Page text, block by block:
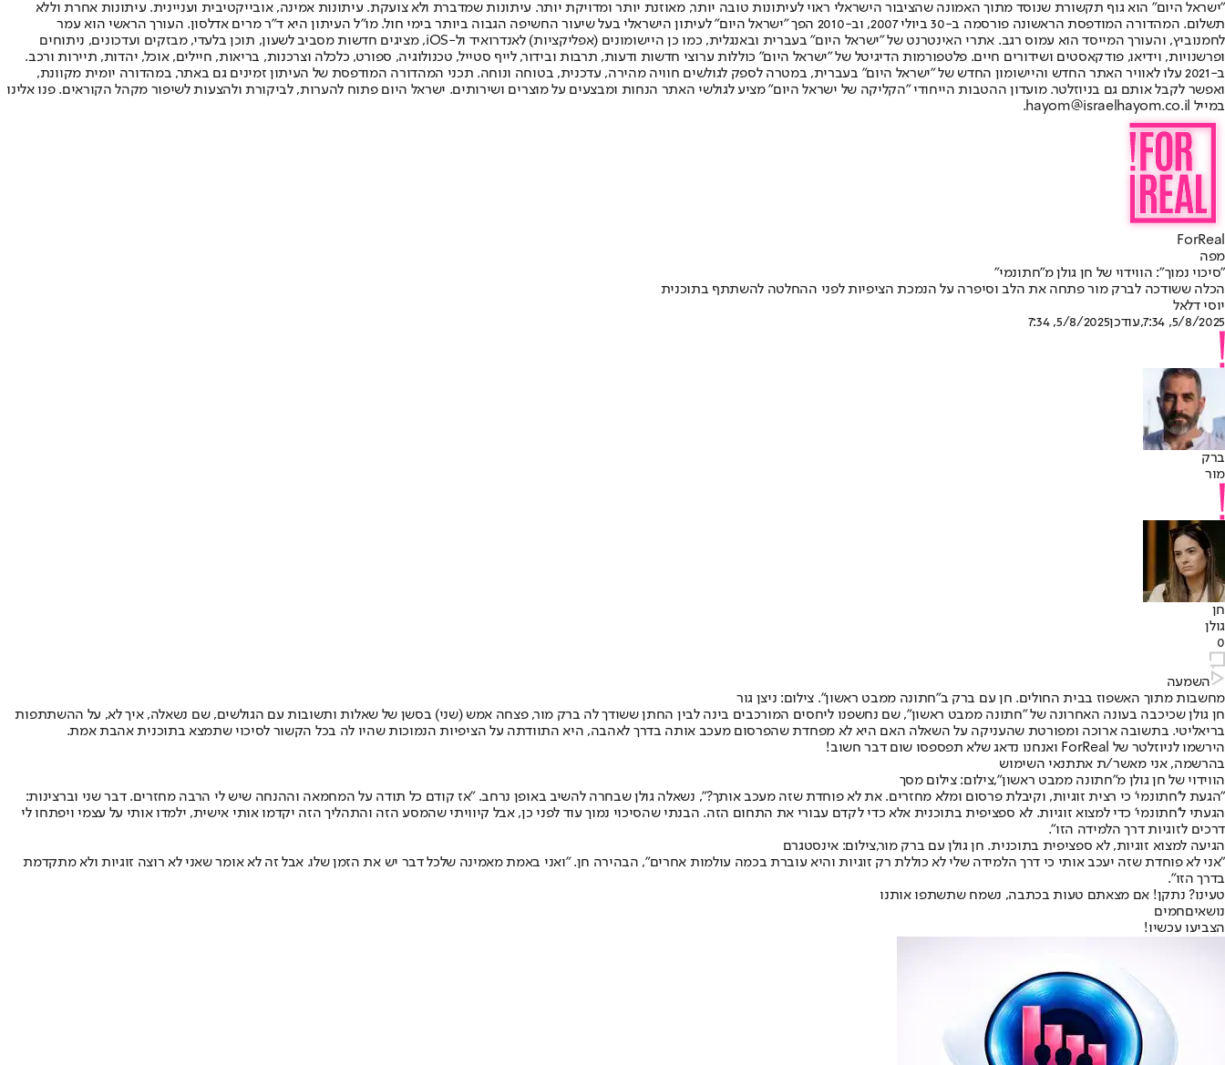
"ישראל היום" הוא גוף תקשורת שנוסד מתוך האמונה שהציבור הישראלי ראוי לעיתונות טובה יותר, מאוזנת יותר ומדויקת יותר. עיתונות שמדברת ולא צועקת. עיתונות אמינה, אובייקטיבית ועניינית. עיתונות אחרת וללא
תשלום. המהדורה המודפסת הראשונה פורסמה ב-30 ביולי 2007, וב-2010 הפך "ישראל היום" לעיתון הישראלי בעל שיעור החשיפה הגבוה ביותר בימי חול. מו"ל העיתון היא ד"ר מרים אדלסון. העורך הראשי הוא עמר
לחמנוביץ, והעורך המייסד הוא עמוס רגב. אתרי האינטרנט של "ישראל היום" בעברית ובאנגלית, כמו כן היישומונים (אפליקציות) לאנדרואיד ול-iOS, מציגים חדשות מסביב לשעון, תוכן בלעדי, מבזקים ועדכונים, ניתוחים
ופרשנויות, וידיאו, פודקאסטים ושידורים חיים. פלטפורמות הדיגיטל של "ישראל היום" כוללות ערוצי חדשות ודעות, תרבות ובידור, לייף סטייל, טכנולוגיה, ספורט, כלכלה וצרכנות, בריאות, חיילים, אוכל, יהדות, תיירות ורכב.
ב-2021 עלו לאוויר האתר החדש והיישומון החדש של "ישראל היום" בעברית, במטרה לספק לגולשים חוויה מהירה, עדכנית, בטוחה ונוחה. תכני המהדורה המודפסת של העיתון זמינים גם באתר, במהדורה יומית מקוונת,
ואפשר לקבל אותם גם בניוזלטר. מועדון ההטבות הייחודי "הקליקה של ישראל היום" מציע לגולשי האתר הנחות ומבצעים על מוצרים ושירותים. ישראל היום פתוח להערות, לביקורת ולהצעות לשיפור מקהל הקוראים. פנו אלינו
במייל hayom@israelhayom.co.il.
ForReal
מפה
"סיכוי נמוך": הווידוי של חן גולן מ"חתונמי"
הכלה ששודכה לברק מור פתחה את הלב וסיפרה על הנמכת הציפיות לפני ההחלטה להשתתף בתוכנית
יוסי דלאל
5/8/2025, 7:34
,עודכן5/8/2025, 7:34
ברק
מור
חן
גולן
0
השמעה
מחשבות מתוך האשפוז בבית החולים. חן עם ברק ב"חתונה ממבט ראשון". צילום: ניצן גור
חן גולן שכיכבה בעונה האחרונה של "חתונה ממבט ראשון", שם נחשפנו ליחסים המורכבים בינה לבין החתן ששודך לה ברק מור, פצחה אמש (שני) בסשן של שאלות ותשובות עם הגולשים, שם נשאלה, איך לא, על ההשתתפות
בריאליטי. בתשובה ארוכה ומפורטת שהעניקה על השאלה האם היא לא מפחדת שהפרסום מעכב אותה בדרך לאהבה, היא התוודתה על הציפיות הנמוכות שהיו לה בכל הקשור לסיכוי שתמצא בתוכנית אהבת אמת.
הירשמו לניוזלטר של ForReal ואנחנו נדאג שלא תפספסו שום דבר חשוב!
בהרשמה, אני מאשר/ת אתתנאי השימוש
הווידוי של חן גולן מ"חתונה ממבט ראשון",צילום: צילום מסך
"הגעת ל'חתונמי' כי רצית זוגיות, וקיבלת פרסום ומלא מחזרים. את לא פוחדת שזה מעכב אותך?", נשאלה גולן שבחרה להשיב באופן נרחב. "אז קודם כל תודה על המחמאה וההנחה שיש לי הרבה מחזרים. דבר שני וברצינות:
הגעתי ל'חתונמי' כדי למצוא זוגיות. לא ספציפית בתוכנית אלא כדי לקדם עבורי את התחום הזה. הבנתי שהסיכוי נמוך עוד לפני כן, אבל קיוויתי שהמסע הזה והתהליך הזה יקדמו אותי אישית, ילמדו אותי על עצמי ויפתחו לי
דרכים לזוגיות דרך הלמידה הזו".
הגיעה למצוא זוגיות, לא ספציפית בתוכנית. חן גולן עם ברק מור,צילום: אינסטגרם
"אני לא פוחדת שזה יעכב אותי כי דרך הלמידה שלי לא כוללת רק זוגיות והיא עוברת בכמה עולמות אחרים", הבהירה חן. "ואני באמת מאמינה שלכל דבר יש את הזמן שלו. אבל זה לא אומר שאני לא רוצה זוגיות ולא מתקדמת
בדרך הזו".
טעינו? נתקן! אם מצאתם טעות בכתבה, נשמח שתשתפו אותנו
נושאיםחמים
הצביעו עכשיו!